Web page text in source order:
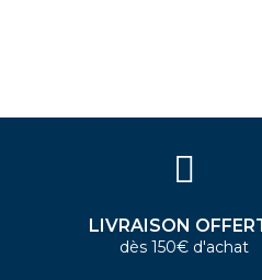
LIVRAISON
dès 150€ d'achat